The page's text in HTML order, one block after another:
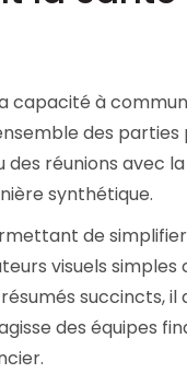
capacité à
des parties
réunions avec
synthétique.
de
visuels
succincts,
des équipes